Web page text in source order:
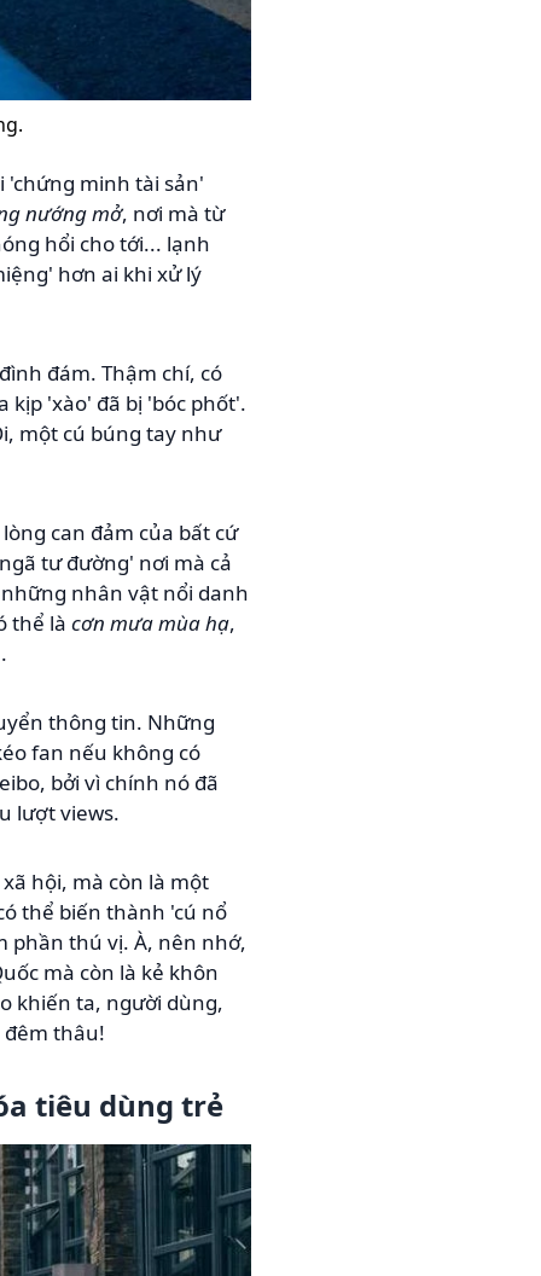
'chứng minh tài sản'
nướng mở, nơi mà từ
hổi cho tới... lạnh
hơn ai khi xử lý
đám. Thậm chí, có
'xào' đã bị 'bóc phốt'.
một cú búng tay như
can đảm của bất cứ
tư đường' nơi mà cả
nhân vật nổi danh
thể là cơn mưa mùa hạ,
thông tin. Những
fan nếu không có
bởi vì chính nó đã
lượt views.
hội, mà còn là một
thể biến thành 'cú nổ
phần thú vị. À, nên nhớ,
mà còn là kẻ khôn
khiến ta, người dùng,
thâu!
tiêu dùng trẻ